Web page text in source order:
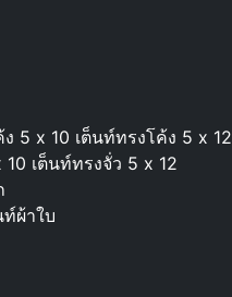
5 x 10 เต็นท์ทรงโค้ง 5 x 12
เต็นท์ทรงจั่ว 5 x 12
ผ้าใบ